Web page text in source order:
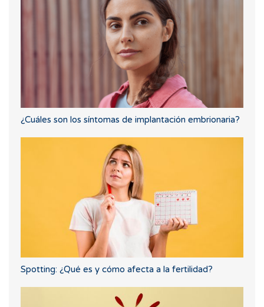
¿Cuáles son los síntomas de implantación embrionaria?
Spotting: ¿Qué es y cómo afecta a la fertilidad?